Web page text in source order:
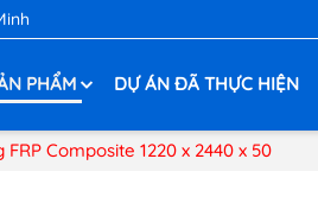
PHẨM DỰ ÁN ĐÃ THỰC HIỆN
Composite 1220 x 2440 x 50